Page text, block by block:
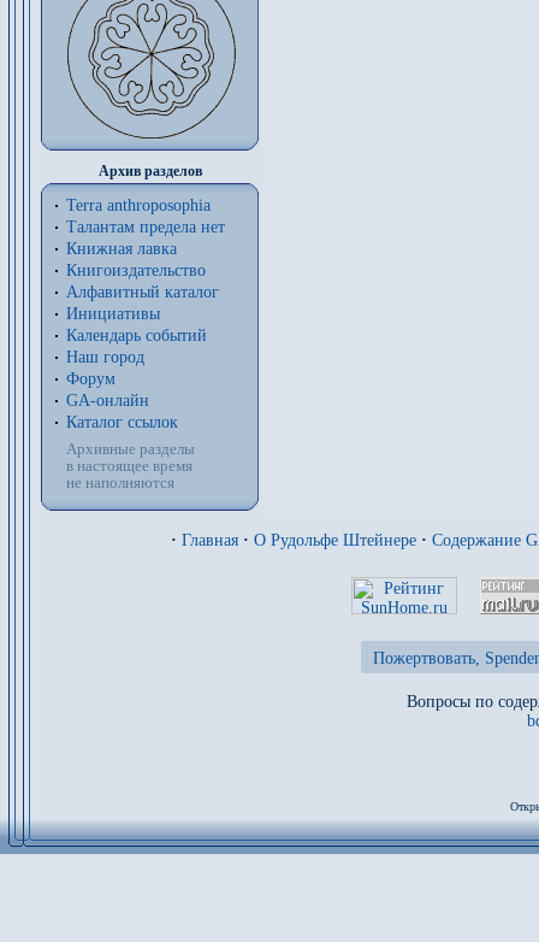
Архив разделов
Terra anthroposophia
Талантам предела нет
Книжная лавка
Книгоиздательство
Алфавитный каталог
Инициативы
Календарь событий
Наш город
Форум
GA-онлайн
Каталог ссылок
Архивные разделы
в настоящее время
не наполняются
· Главная · О Рудольфе Штейнере · Содержание
Пожертвовать,
Вопросы по